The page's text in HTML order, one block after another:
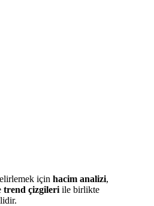
için hacim analizi,
trend çizgileri ile birlikte